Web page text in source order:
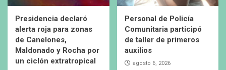
Presidencia declaró
alerta roja para zonas
de Canelones,
Maldonado y Rocha por
un ciclón extratropical
Personal de Policía
Comunitaria participó
de taller de primeros
auxilios
agosto 6, 2026